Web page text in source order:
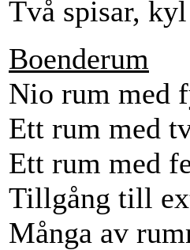
Två spisar,
Boenderum
Nio rum med
Ett rum med
Ett rum med
Tillgång till
Många av